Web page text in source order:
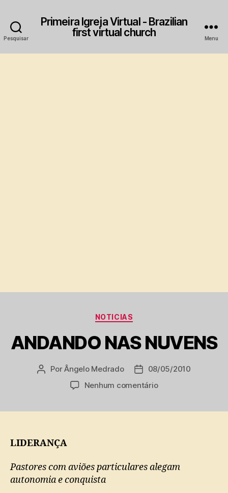
Pesquisar
Primeira Igreja Virtual - Brazilian
first virtual church
Menu
Categorias
NOTICIAS
ANDANDO NAS NUVENS
Autor
PorÂngelo Medrado
Data
de
08/05/2010
Nenhum comentárioem
LIDERANÇA
Pastores com aviões particulares alegam
autonomia e conquista